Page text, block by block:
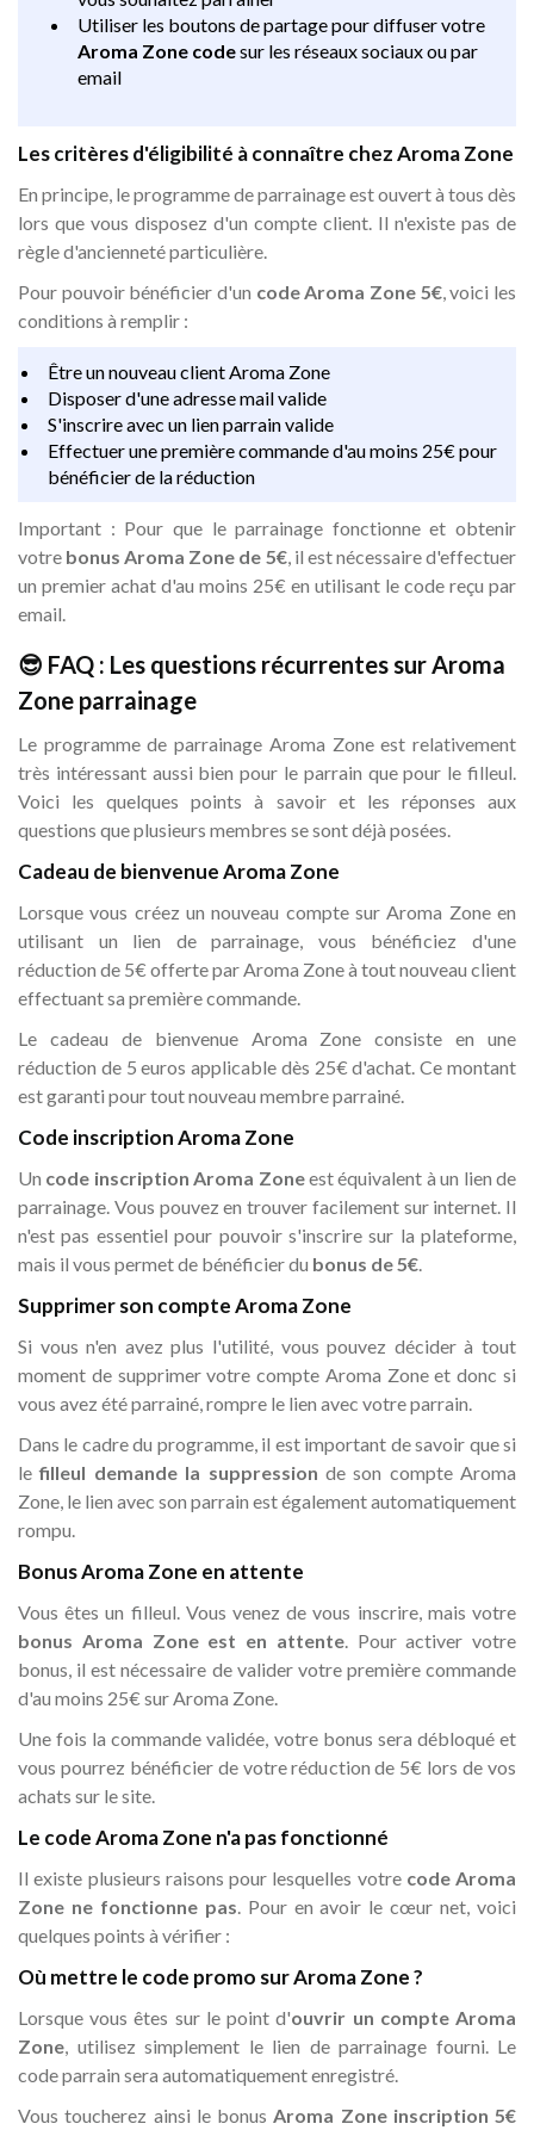
Utiliser les boutons de partage pour diffuser votre
Aroma Zone codesur les réseaux sociaux ou par
email
Les critères d'éligibilité à connaître chez Aroma Zone
En principe, le programme de parrainage est ouvert à tous dès
lors que vous disposez d'un compte client. Il n'existe pas de
règle d'ancienneté particulière.
Pour pouvoir bénéficier d'un code Aroma Zone 5€, voici les
conditions à remplir :
Être un nouveau client Aroma Zone
Disposer d'une adresse mail valide
S'inscrire avec un lien parrain valide
Effectuer une première commande d'au moins 25€ pour
bénéficier de la réduction
Important : Pour que le parrainage fonctionne et obtenir
votre bonus Aroma Zone de 5€, il est nécessaire d'effectuer
un premier achat d'au moins 25€ en utilisant le code reçu par
email.
😎 FAQ : Les questions récurrentes sur Aroma
Zone parrainage
Le programme de parrainage Aroma Zone est relativement
très intéressant aussi bien pour le parrain que pour le filleul.
Voici les quelques points à savoir et les réponses aux
questions que plusieurs membres se sont déjà posées.
Cadeau de bienvenue Aroma Zone
Lorsque vous créez un nouveau compte sur Aroma Zone en
utilisant un lien de parrainage, vous bénéficiez d'une
réduction de 5€ offerte par Aroma Zone à tout nouveau client
effectuant sa première commande.
Le cadeau de bienvenue Aroma Zone consiste en une
réduction de 5 euros applicable dès 25€ d'achat. Ce montant
est garanti pour tout nouveau membre parrainé.
Code inscription Aroma Zone
Un code inscription Aroma Zoneest équivalent à un lien de
parrainage. Vous pouvez en trouver facilement sur internet. Il
n'est pas essentiel pour pouvoir s'inscrire sur la plateforme,
mais il vous permet de bénéficier du bonus de 5€.
Supprimer son compte Aroma Zone
Si vous n'en avez plus l'utilité, vous pouvez décider à tout
moment de supprimer votre compte Aroma Zone et donc si
vous avez été parrainé, rompre le lien avec votre parrain.
Dans le cadre du programme, il est important de savoir que si
lefilleul demande la suppression de son compte Aroma
Zone, le lien avec son parrain est également automatiquement
rompu.
Bonus Aroma Zone en attente
Vous êtes un filleul. Vous venez de vous inscrire, mais votre
bonus Aroma Zone est en attente. Pour activer votre
bonus, il est nécessaire de valider votre première commande
d'au moins 25€ sur Aroma Zone.
Une fois la commande validée, votre bonus sera débloqué et
vous pourrez bénéficier de votre réduction de 5€ lors de vos
achats sur le site.
Le code Aroma Zone n'a pas fonctionné
Il existe plusieurs raisons pour lesquelles votre code Aroma
Zone ne fonctionne pas. Pour en avoir le cœur net, voici
quelques points à vérifier :
Où mettre le code promo sur Aroma Zone ?
Lorsque vous êtes sur le point d'ouvrir un compte Aroma
Zone, utilisez simplement le lien de parrainage fourni. Le
code parrain sera automatiquement enregistré.
Vous toucherez ainsi le bonusAroma Zone inscription 5€